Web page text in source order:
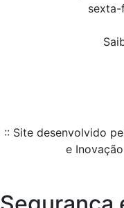
sexta-
:: Site desenvolvido
e